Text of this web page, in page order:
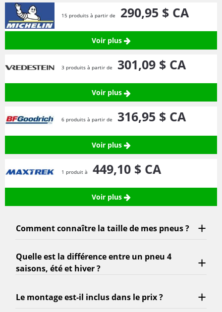
15 produits à partir de 290,95 $ CA
Voir plus
3 produits à partir de 301,09 $ CA
Voir plus
6 produits à partir de 316,95 $ CA
Voir plus
1 produit à 449,10 $ CA
Voir plus
Comment connaître la taille de mes pneus ?
Quelle est la différence entre un pneu 4
saisons, été et hiver ?
Le montage est-il inclus dans le prix ?